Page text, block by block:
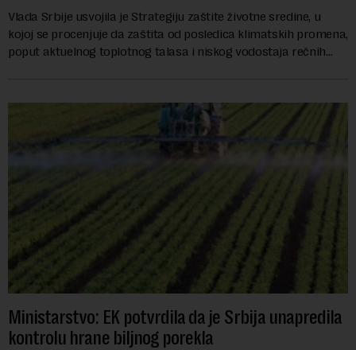
Vlada Srbije usvojila je Strategiju zaštite životne sredine, u
kojoj se procenjuje da zaštita od posledica klimatskih promena,
poput aktuelnog toplotnog talasa i niskog vodostaja rečnih
Ministarstvo: EK potvrdila da je Srbija unapredila
kontrolu hrane biljnog porekla